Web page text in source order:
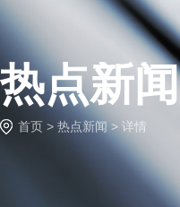
热点新闻
首页 > 热点新闻 > 详情